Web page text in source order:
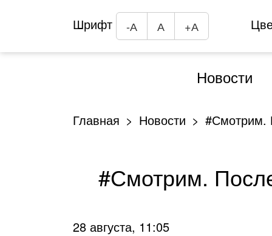
Шрифт -А А +А
Новости
Главная Новости #Смотрим.
#Смотрим.
28 августа, 11:05